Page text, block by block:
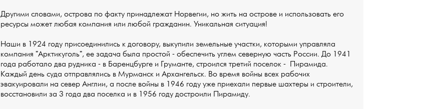
Другими словами, острова по факту принадлежат Норвегии, но жить на острове и использовать его
ресурсы может любая компания или любой гражданин. Уникальная ситуация!
Наши в 1924 году присоединились к договору, выкупили земельные участки, которыми управляла
компания "Арктикуголь", ее задача была простой - обеспечить углем северную часть России. До 1941
года работало два рудника - в Баренцбурге и Груманте, строился третий поселок - Пирамида.
Каждый день суда отправлялись в Мурманск и Архангельск. Во время войны всех рабочих
эвакуировали на север Англии, а после войны в 1946 году уже приехали первые шахтеры и строители,
восстановили за 3 года два поселка и в 1956 году достроили Пирамиду.